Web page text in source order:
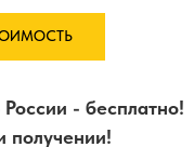
- бесплатно!
получении!